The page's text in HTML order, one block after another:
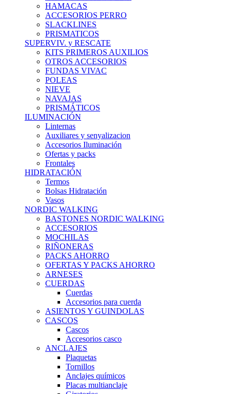
HAMACAS
ACCESORIOS PERRO
SLACKLINES
PRISMATICOS
SUPERVIV. y RESCATE
KITS PRIMEROS AUXILIOS
OTROS ACCESORIOS
FUNDAS VIVAC
POLEAS
NIEVE
NAVAJAS
PRISMÁTICOS
ILUMINACIÓN
Linternas
Auxiliares y senyalizacion
Accesorios Iluminación
Ofertas y packs
Frontales
HIDRATACIÓN
Termos
Bolsas Hidratación
Vasos
NORDIC WALKING
BASTONES NORDIC WALKING
ACCESORIOS
MOCHILAS
RIÑONERAS
PACKS AHORRO
OFERTAS Y PACKS AHORRO
ARNESES
CUERDAS
Cuerdas
Accesorios para cuerda
ASIENTOS Y GUINDOLAS
CASCOS
Cascos
Accesorios casco
ANCLAJES
Plaquetas
Tornillos
Anclajes químicos
Placas multianclaje